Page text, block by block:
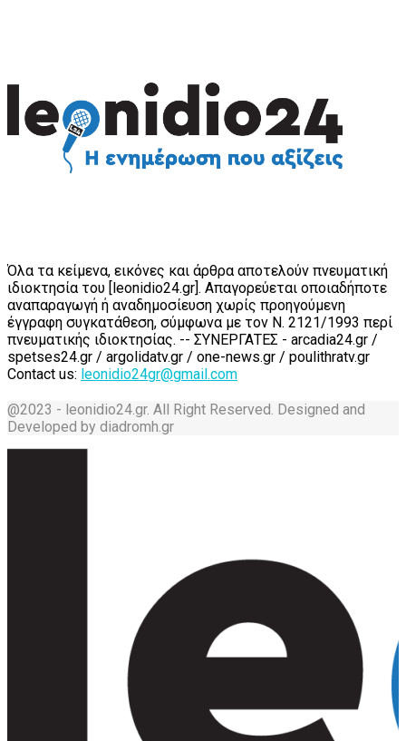
Όλα τα κείμενα, εικόνες και άρθρα αποτελούν πνευματική
ιδιοκτησία του [leonidio24.gr]. Απαγορεύεται οποιαδήποτε
αναπαραγωγή ή αναδημοσίευση χωρίς προηγούμενη
έγγραφη συγκατάθεση, σύμφωνα με τον Ν. 2121/1993 περί
πνευματικής ιδιοκτησίας. -- ΣΥΝΕΡΓΑΤΕΣ - arcadia24.gr /
spetses24.gr / argolidatv.gr / one-news.gr / poulithratv.gr
Contact us: leonidio24gr@gmail.com
@2023 - leonidio24.gr. All Right Reserved. Designed and
Developed by diadromh.gr